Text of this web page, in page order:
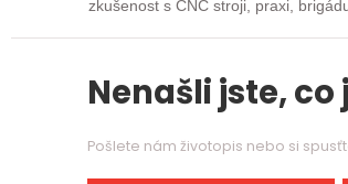
zkušenost s CNC stroji, praxi, brigádu, ze školy nebo kurz?
Nenašli jste, co
Pošlete nám životopis nebo si